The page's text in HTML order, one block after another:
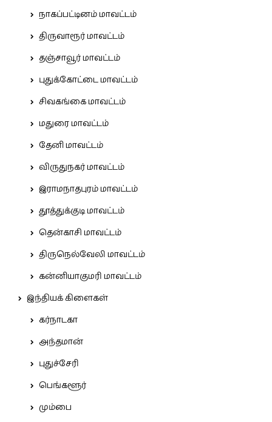
நாகப்பட்டினம் மாவட்டம்
திருவாரூர் மாவட்டம்
தஞ்சாவூர் மாவட்டம்
புதுக்கோட்டை மாவட்டம்
சிவகங்கை மாவட்டம்
மதுரை மாவட்டம்
தேனி மாவட்டம்
விருதுநகர் மாவட்டம்
இராமநாதபுரம் மாவட்டம்
தூத்துக்குடி மாவட்டம்
தென்காசி மாவட்டம்
திருநெல்வேலி மாவட்டம்
கன்னியாகுமரி மாவட்டம்
இந்தியக் கிளைகள்
கர்நாடகா
அந்தமான்
புதுச்சேரி
பெங்களூர்
மும்பை